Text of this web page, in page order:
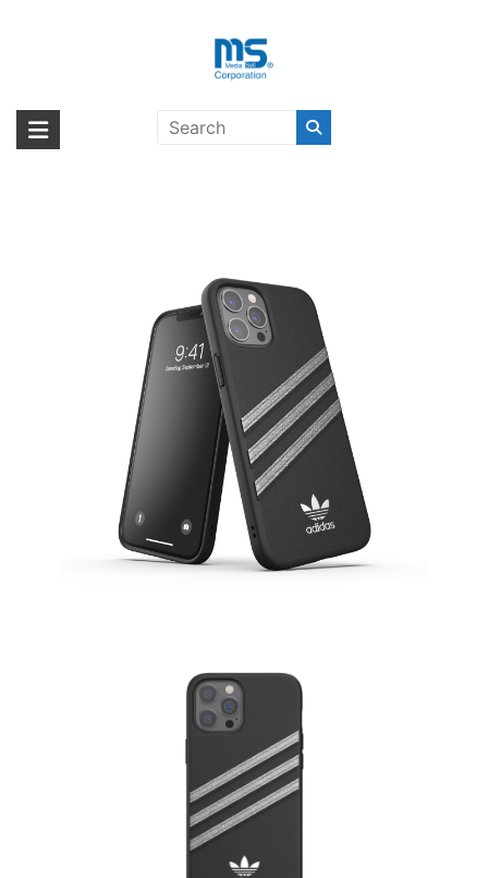
海外輸入ブランド商品｜株式会社
海外事業部が取り揃えている海外輸入商品には、日本では珍しい「海外ブ
ランド」をはじめ「ユニークな商品」「機能的な商品」「コストパフォー
SS21 iPhone 12 Pro Max Black